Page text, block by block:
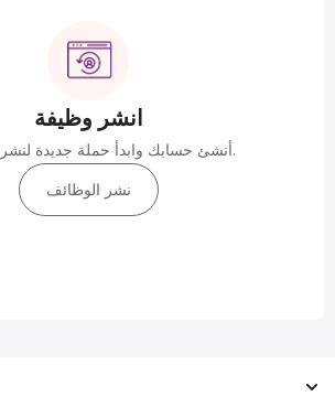
انشر وظيفة
أنشئ حسابك وابدأ حملة جديدة لنشر الوظائف.
نشر الوظائف